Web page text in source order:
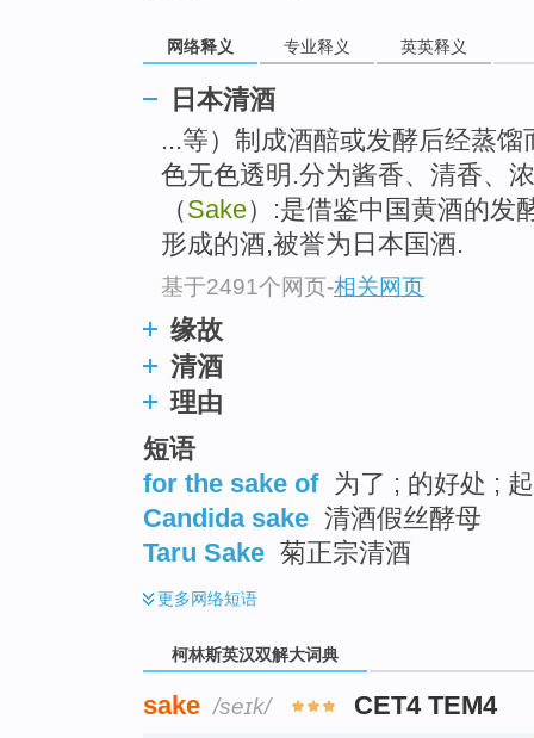
网络释义 专业释义 英英释义
日本清酒
...等）制成酒醅或发酵后经蒸
色无色透明.分为酱香、清香、
（Sake）:是借鉴中国黄酒的发
形成的酒,被誉为日本国酒.
基于2491个网页-相关网页
缘故
清酒
理由
短语
for the sake of 为了 ; 的好处 ;
Candida sake 清酒假丝酵母
Taru Sake 菊正宗清酒
更多网络短语
柯林斯英汉双解大词典
sake /seɪk/ CET4 TEM4